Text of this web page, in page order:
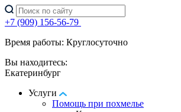
+7 (909) 156-56-79
Время работы: Круглосуточно
Вы находитесь:
Екатеринбург
Услуги
Помощь при похмелье